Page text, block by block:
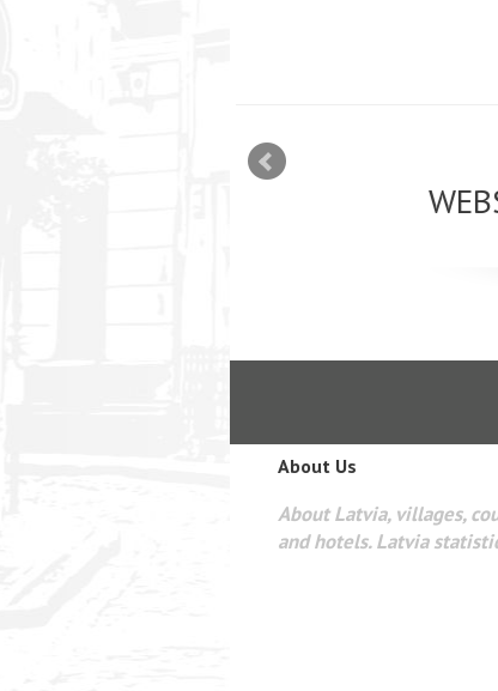
WEBSEO
About Us
About Latvia, villages,
and hotels. Latvia